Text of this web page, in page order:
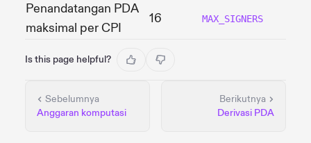
Penandatangan PDA
maksimal per CPI
16 MAX_SIGNERS
Is this page helpful?
Sebelumnya
Anggaran komputasi
Berikutnya
Derivasi PDA